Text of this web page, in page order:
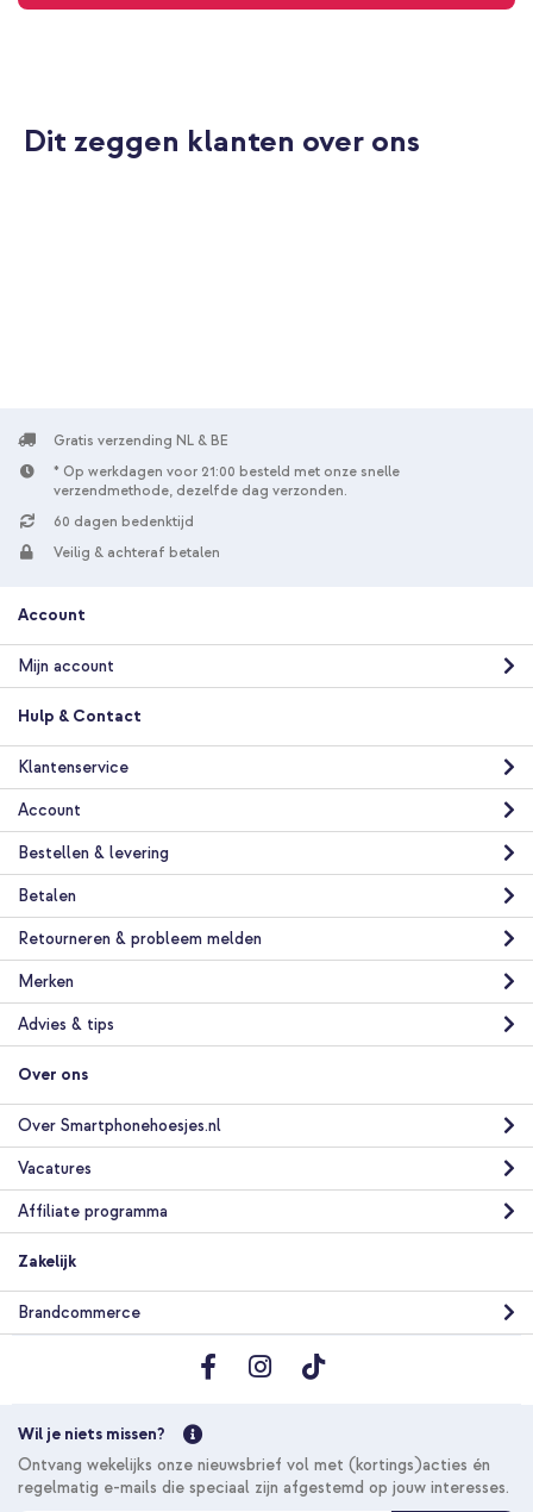
Dit zeggen klanten over ons
Gratis verzending NL & BE
* Op werkdagen voor 21:00 besteld met onze snelle
verzendmethode, dezelfde dag verzonden.
60 dagen bedenktijd
Veilig & achteraf betalen
Account
Mijn account
Hulp & Contact
Klantenservice
Account
Bestellen & levering
Betalen
Retourneren & probleem melden
Merken
Advies & tips
Over ons
Over Smartphonehoesjes.nl
Vacatures
Affiliate programma
Zakelijk
Brandcommerce
Wil je niets missen?
Ontvang wekelijks onze nieuwsbrief vol met (kortings)acties én
regelmatig e-mails die speciaal zijn afgestemd op jouw interesses.